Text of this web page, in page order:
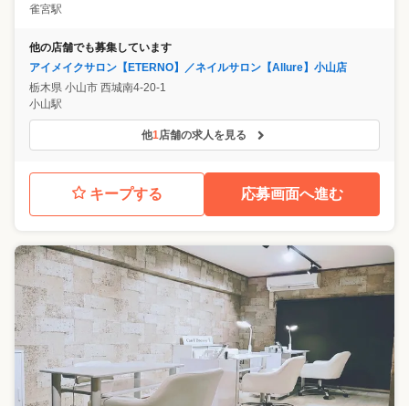
雀宮駅
他の店舗でも募集しています
アイメイクサロン【ETERNO】／ネイルサロン【Allure】小山店
栃木県 小山市 西城南4-20-1
小山駅
他1店舗の求人を見る
キープする 応募画面へ進む